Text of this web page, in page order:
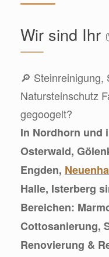
Wir sind Ihr
🔎 Steinreinigung,
Natursteinschutz
gegoogelt?
In Nordhorn und
Osterwald,
Engden,
Halle, Isterberg
Bereichen:
Cottosanierung,
Renovierung &